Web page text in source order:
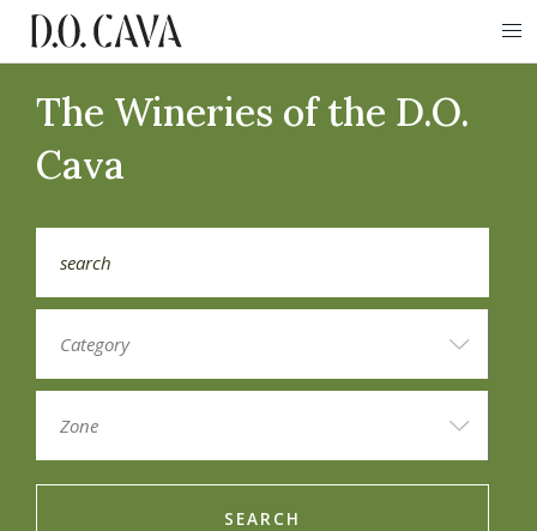
The Wineries of the D.O.
Cava
SEARCH